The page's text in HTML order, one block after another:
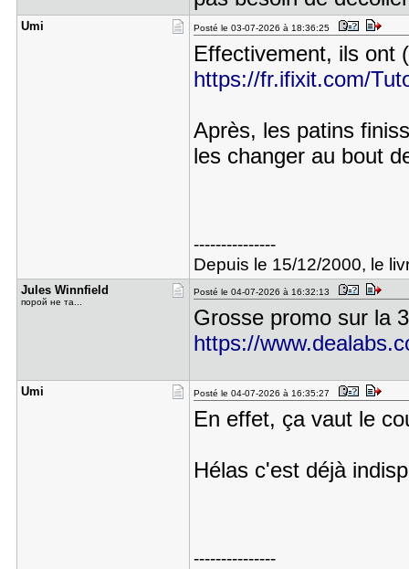
Umi Posté le 03-07-2026 à 18:36:25
Effectivement, ils ont
https://fr.ifixit.com/
Après, les patins
les changer au bout
---------------
Depuis le 15/12/2000, le
Jules Winn​field
порой не та...
Posté le 04-07-2026 à 16:32:13
Grosse promo sur la
https://
Umi Posté le 04-07-2026 à 16:35:27
En effet, ça vaut le
Hélas c'est déjà
---------------